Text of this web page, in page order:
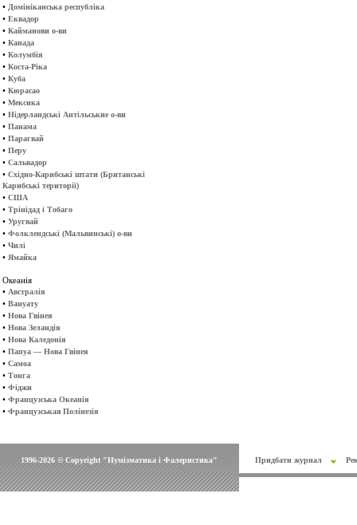
• Домініканська республіка
• Еквадор
• Кайманови о-ви
• Канада
• Колумбія
• Коста-Ріка
• Куба
• Кюрасао
• Мексика
• Нідерландські Антільськие о-ви
• Панама
• Парагвай
• Перу
• Сальвадор
• Східно-Карибські штати (Британські
Карибські території)
• США
• Трінідад і Тобаго
• Уругвай
• Фолклендські (Мальвинські) о-ви
• Чилі
• Ямайка
Океанія
• Австралія
• Вануату
• Нова Гвінея
• Нова Зеландія
• Нова Каледонія
• Папуа — Нова Гвінея
• Самоа
• Тонга
• Фіджи
• Французська Океанія
• Французськая Полінезія
1996-2026 © Copyright "Нумізматика і Фалеристика" Придбати журнал